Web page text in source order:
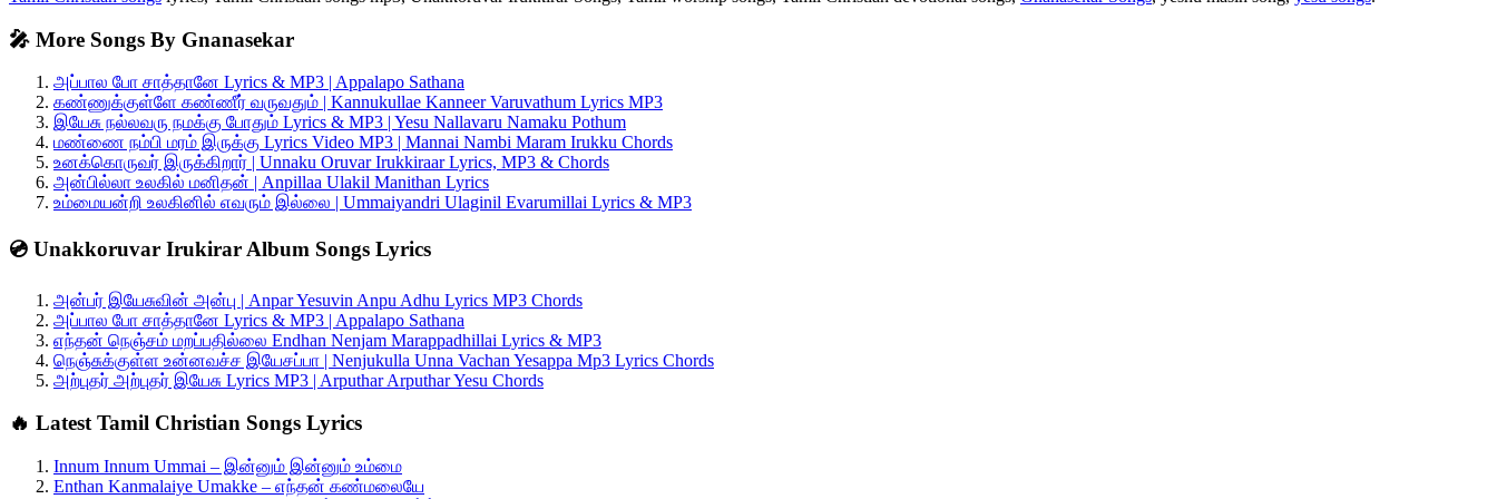
🎤 More Songs By Gnanasekar
அப்பால போ சாத்தானே Lyrics & MP3 | Appalapo Sathana
கண்ணுக்குள்ளே கண்ணீர் வருவதும் | Kannukullae Kanneer Varuvathum Lyrics MP3
இயேசு நல்லவரு நமக்கு போதும் Lyrics & MP3 | Yesu Nallavaru Namaku Pothum
மண்ணை நம்பி மரம் இருக்கு Lyrics Video MP3 | Mannai Nambi Maram Irukku Chords
உனக்கொருவர் இருக்கிறார் | Unnaku Oruvar Irukkiraar Lyrics, MP3 & Chords
அன்பில்லா உலகில் மனிதன் | Anpillaa Ulakil Manithan Lyrics
உம்மையன்றி உலகினில் எவரும் இல்லை | Ummaiyandri Ulaginil Evarumillai Lyrics & MP3
💿 Unakkoruvar Irukirar Album Songs Lyrics
அன்பர் இயேசுவின் அன்பு | Anpar Yesuvin Anpu Adhu Lyrics MP3 Chords
அப்பால போ சாத்தானே Lyrics & MP3 | Appalapo Sathana
எந்தன் நெஞ்சம் மறப்பதில்லை Endhan Nenjam Marappadhillai Lyrics & MP3
நெஞ்சுக்குள்ள உன்னவச்ச இயேசப்பா | Nenjukulla Unna Vachan Yesappa Mp3 Lyrics Chords
அற்புதர் அற்புதர் இயேசு Lyrics MP3 | Arputhar Arputhar Yesu Chords
🔥 Latest Tamil Christian Songs Lyrics
Innum Innum Ummai – இன்னும் இன்னும் உம்மை
Enthan Kanmalaiye Umakke – எந்தன் கண்மலையே